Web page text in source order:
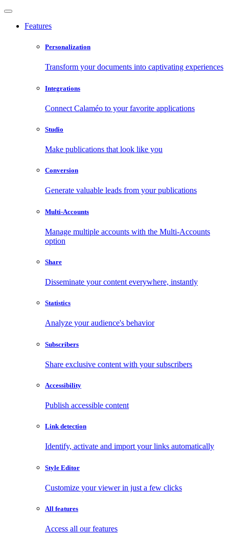
Features
Personalization
Transform your documents into captivating experiences
Integrations
Connect Calaméo to your favorite applications
Studio
Make publications that look like you
Conversion
Generate valuable leads from your publications
Multi-Accounts
Manage multiple accounts with the Multi-Accounts
option
Share
Disseminate your content everywhere, instantly
Statistics
Analyze your audience's behavior
Subscribers
Share exclusive content with your subscribers
Accessibility
Publish accessible content
Link detection
Identify, activate and import your links automatically
Style Editor
Customize your viewer in just a few clicks
All features
Access all our features